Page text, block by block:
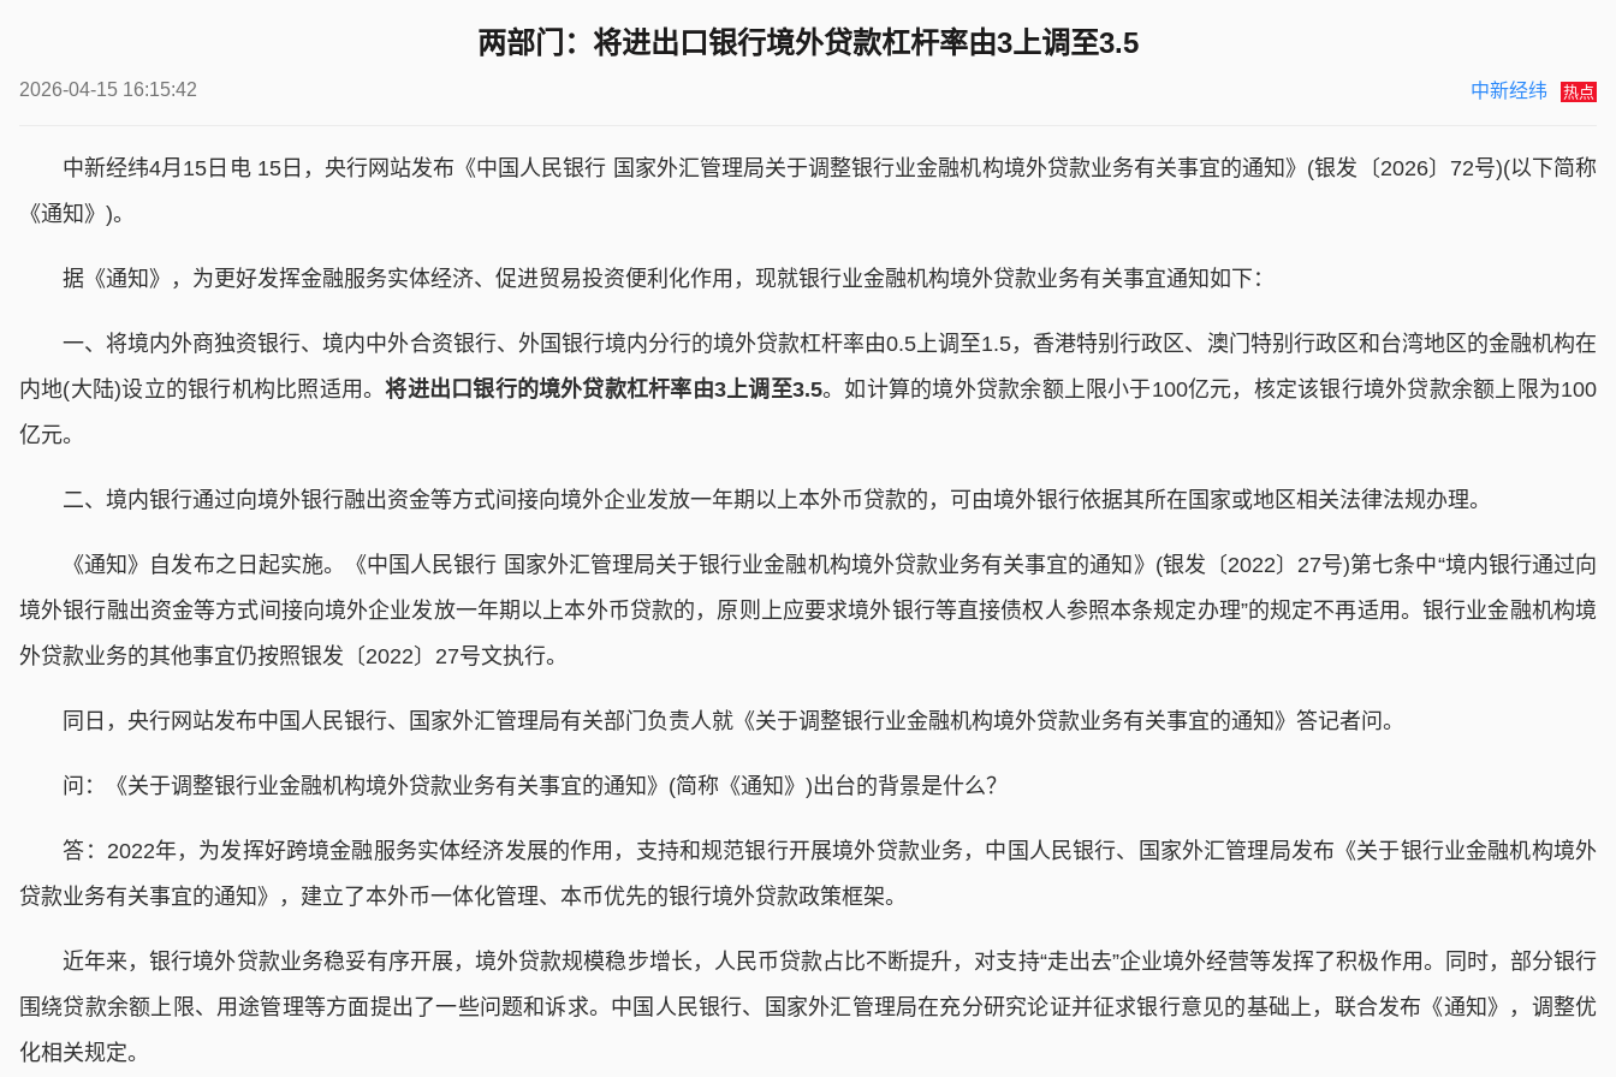
两部门：将进出口银行境外贷款杠杆率由3上调至3.5
2026-04-15 16:15:42 中新经纬 热点
中新经纬4月15日电 15日，央行网站发布《中国人民银行 国家外汇管理局关于调整银行业金融机构境外贷款业务有关事宜的通知》(银发〔2026〕72号)(以下简称
《通知》)。
据《通知》，为更好发挥金融服务实体经济、促进贸易投资便利化作用，现就银行业金融机构境外贷款业务有关事宜通知如下：
一、将境内外商独资银行、境内中外合资银行、外国银行境内分行的境外贷款杠杆率由0.5上调至1.5，香港特别行政区、澳门特别行政区和台湾地区的金融机构在
内地(大陆)设立的银行机构比照适用。将进出口银行的境外贷款杠杆率由3上调至3.5。如计算的境外贷款余额上限小于100亿元，核定该银行境外贷款余额上限为100
亿元。
二、境内银行通过向境外银行融出资金等方式间接向境外企业发放一年期以上本外币贷款的，可由境外银行依据其所在国家或地区相关法律法规办理。
《通知》自发布之日起实施。《中国人民银行 国家外汇管理局关于银行业金融机构境外贷款业务有关事宜的通知》(银发〔2022〕27号)第七条中“境内银行通过向
境外银行融出资金等方式间接向境外企业发放一年期以上本外币贷款的，原则上应要求境外银行等直接债权人参照本条规定办理”的规定不再适用。银行业金融机构境
外贷款业务的其他事宜仍按照银发〔2022〕27号文执行。
同日，央行网站发布中国人民银行、国家外汇管理局有关部门负责人就《关于调整银行业金融机构境外贷款业务有关事宜的通知》答记者问。
问：《关于调整银行业金融机构境外贷款业务有关事宜的通知》(简称《通知》)出台的背景是什么？
答：2022年，为发挥好跨境金融服务实体经济发展的作用，支持和规范银行开展境外贷款业务，中国人民银行、国家外汇管理局发布《关于银行业金融机构境外
贷款业务有关事宜的通知》，建立了本外币一体化管理、本币优先的银行境外贷款政策框架。
近年来，银行境外贷款业务稳妥有序开展，境外贷款规模稳步增长，人民币贷款占比不断提升，对支持“走出去”企业境外经营等发挥了积极作用。同时，部分银行
围绕贷款余额上限、用途管理等方面提出了一些问题和诉求。中国人民银行、国家外汇管理局在充分研究论证并征求银行意见的基础上，联合发布《通知》，调整优
化相关规定。